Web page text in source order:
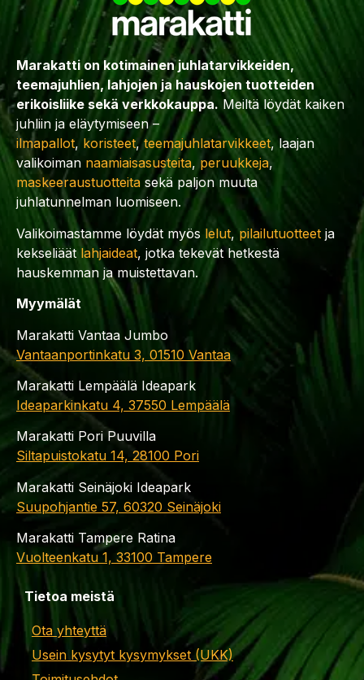
Marakatti on kotimainen juhlatarvikkeiden,
teemajuhlien, lahjojen ja hauskojen tuotteiden
erikoisliike sekä verkkokauppa. Meiltä löydät kaiken
juhliin ja eläytymiseen –
ilmapallot, koristeet,teemajuhlatarvikkeet, laajan
valikoiman naamiaisasusteita, peruukkeja,
maskeeraustuotteita sekä paljon muuta
juhlatunnelman luomiseen.
Valikoimastamme löydät myös lelut,pilailutuotteet ja
kekseliäät lahjaideat, jotka tekevät hetkestä
hauskemman ja muistettavan.
Myymälät
Marakatti Vantaa Jumbo
Vantaanportinkatu 3, 01510 Vantaa
Marakatti Lempäälä Ideapark
Ideaparkinkatu 4, 37550 Lempäälä
Marakatti Pori Puuvilla
Siltapuistokatu 14, 28100 Pori
Marakatti Seinäjoki Ideapark
Suupohjantie 57, 60320 Seinäjoki
Marakatti Tampere Ratina
Vuolteenkatu 1, 33100 Tampere
Tietoa meistä
Ota yhteyttä
Usein kysytyt kysymykset (UKK)